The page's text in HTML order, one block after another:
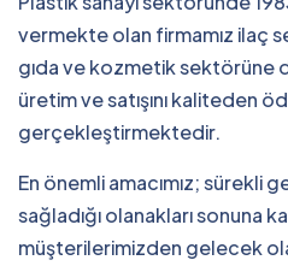
vermekte olan firmamız ilaç
gıda ve kozmetik sektörüne
üretim ve satışını kaliteden
gerçekleştirmektedir.
En önemli amacımız; sürekli
sağladığı olanakları sonuna
müşterilerimizden gelecek